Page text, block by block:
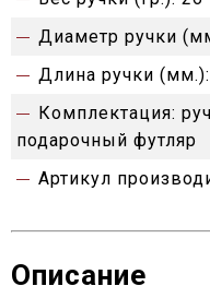
Диаметр ручки
Длина ручки (мм.):
Комплектация:
подарочный футляр
Артикул
Описание